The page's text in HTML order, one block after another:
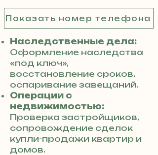
Показать номер телефона
Наследственные дела:
Оформление наследства
«под ключ»,
восстановление сроков,
оспаривание завещаний.
Операции с
недвижимостью:
Проверка застройщиков,
сопровождение сделок
купли-продажи квартир и
домов.